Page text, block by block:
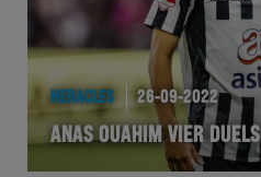
HERACLES 26-09-2022
ANAS OUAHIM VIER